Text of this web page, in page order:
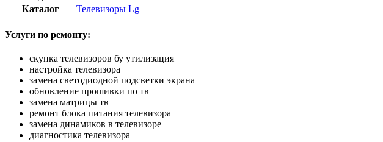
Каталог
Телевизоры Lg
Услуги по ремонту:
скупка телевизоров бу утилизация
настройка телевизора
замена светодиодной подсветки экрана
обновление прошивки по тв
замена матрицы тв
ремонт блока питания телевизора
замена динамиков в телевизоре
диагностика телевизора